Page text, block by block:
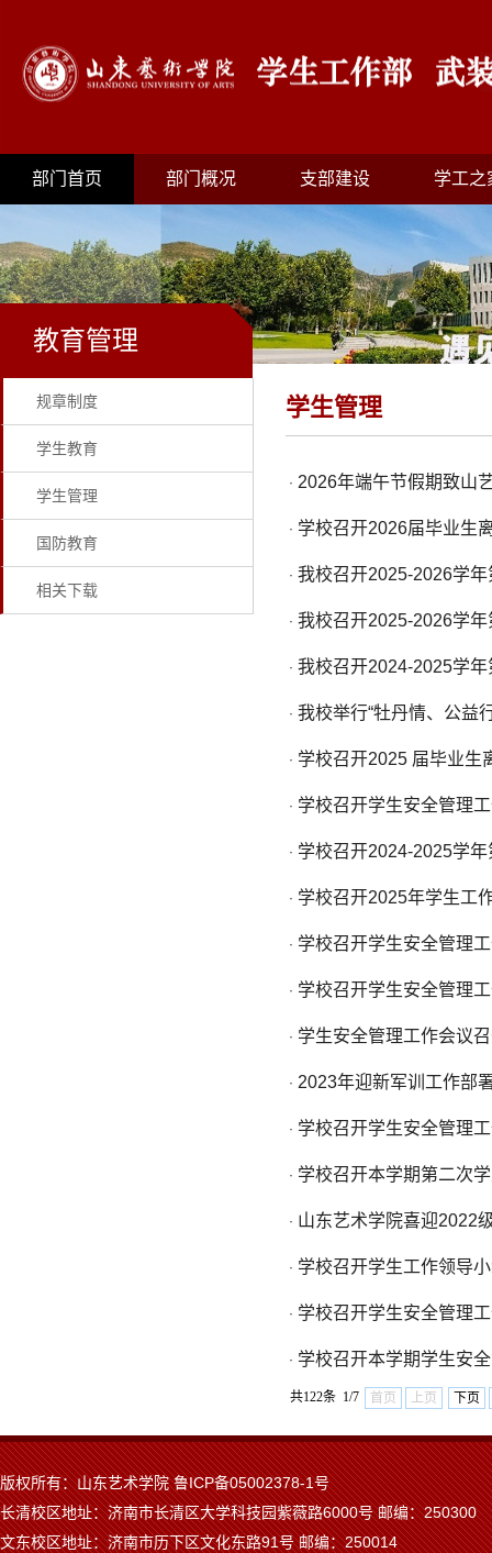
部门首页 部门概况 支部建设 学工之
教育管理
规章制度
学生教育
学生管理
国防教育
相关下载
学生管理
· 2026年端午节假期致山
· 学校召开2026届毕业生
· 我校召开2025-2026学
· 我校召开2025-2026学
· 我校召开2024-2025学
· 我校举行“牡丹情、公益
· 学校召开2025 届毕业生
· 学校召开学生安全管理
· 学校召开2024-2025学
· 学校召开2025年学生工
· 学校召开学生安全管理
· 学校召开学生安全管理
· 学生安全管理工作会议
· 2023年迎新军训工作部
· 学校召开学生安全管理
· 学校召开本学期第二次
· 山东艺术学院喜迎2022
· 学校召开学生工作领导
· 学校召开学生安全管理
· 学校召开本学期学生安
共122条 1/7 首页 上页 下页
版权所有：山东艺术学院 鲁ICP备05002378-1号
长清校区地址：济南市长清区大学科技园紫薇路6000号 邮编：250300
文东校区地址：济南市历下区文化东路91号 邮编：250014